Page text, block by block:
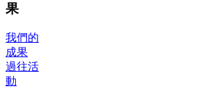
果
我們的
成果
過往活
動